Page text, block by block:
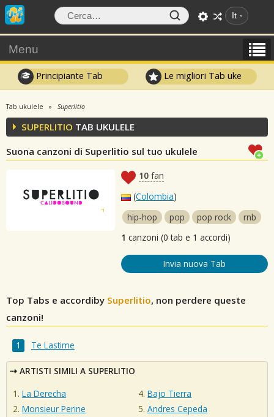
It
Menu
Principiante Tab Le migliori Tab uke
Tab ukulele Superlitio
SUPERLITIO TAB UKULELE
Suona canzoni di Superlitio sul tuo ukulele
10 fan
(Colombia)
hip-hop
pop pop rock
rnb
1 canzoni (0 tab e 1 accordi)
Invia nuova Tab
Top Tabs e accordiby Superlitio, non perdere queste
canzoni!
Te Lastime
ARTISTI SIMILI A SUPERLITIO
La Derecha
Monsieur Perine
Bajo Tierra
Andres Cepeda